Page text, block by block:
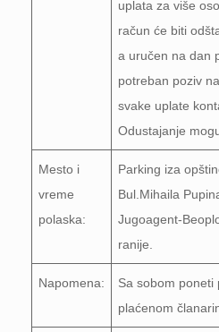
uplata za više
račun će biti
a uručen na dan
potreban poziv
svake uplate
Odustajanje
Mesto i
vreme
polaska:
Parking iza
Bul.Mihaila
Jugoagent-
ranije.
Napomena:
Sa sobom poneti
plaćenom